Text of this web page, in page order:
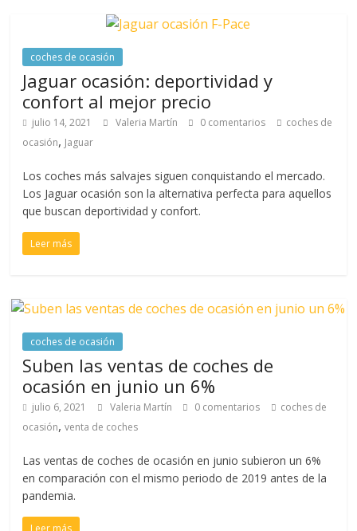
coches de ocasión
Jaguar ocasión: deportividad y
confort al mejor precio
julio 14, 2021 Valeria Martín 0 comentarios
coches de
ocasión, Jaguar
Los coches más salvajes siguen conquistando el mercado.
Los Jaguar ocasión son la alternativa perfecta para aquellos
que buscan deportividad y confort.
Leer más
coches de ocasión
Suben las ventas de coches de
ocasión en junio un 6%
julio 6, 2021 Valeria Martín 0 comentarios
coches de
ocasión,venta de coches
Las ventas de coches de ocasión en junio subieron un 6%
en comparación con el mismo periodo de 2019 antes de la
pandemia.
Leer más